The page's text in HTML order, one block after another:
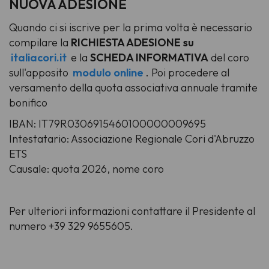
NUOVA ADESIONE
Quando ci si iscrive per la prima volta è necessario
compilare la RICHIESTA ADESIONE su
italiacori.it e la SCHEDA INFORMATIVAdel coro
sull'apposito modulo online . Poi procedere al
versamento della quota associativa annuale tramite
bonifico
IBAN: IT79R0306915460100000009695
Intestatario: Associazione Regionale Cori d'Abruzzo
ETS
Causale: quota 2026, nome coro
Per ulteriori informazioni contattare il Presidente al
numero +39 329 9655605.